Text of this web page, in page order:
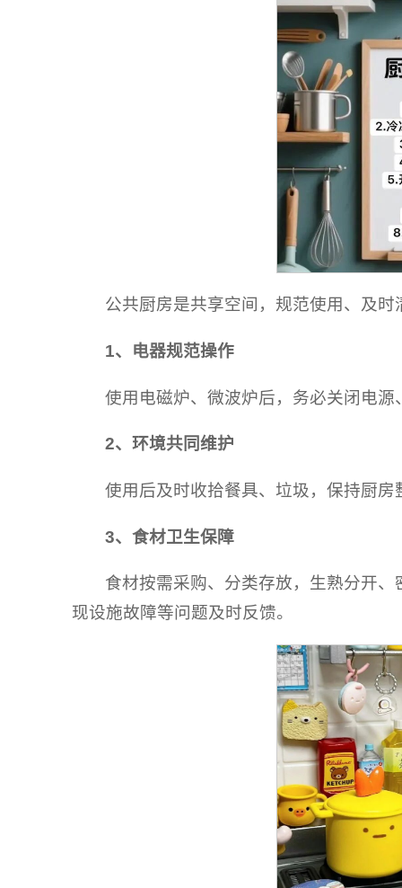
公共厨房是共享空间，规范使用、及
1、 电器规范操作
使用电磁炉、微波炉后，务必关闭电
2、环境共同维护
使用后及时收拾餐具、垃圾，保持厨
3、食材卫生保障
食材按需采购、分类存放，生熟分开
现设施故障等问题及时反馈。